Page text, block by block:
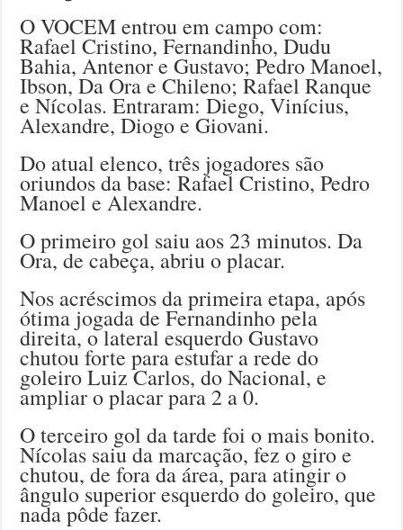
O VOCEM entrou em campo com:
Rafael Cristino, Fernandinho, Dudu
Bahia, Antenor e Gustavo; Pedro Manoel,
Ibson, Da Ora e Chileno; Rafael Ranque
e Nícolas. Entraram: Diego, Vinícius,
Alexandre, Diogo e Giovani.
Do atual elenco, três jogadores são
oriundos da base: Rafael Cristino, Pedro
Manoel e Alexandre.
O primeiro gol saiu aos 23 minutos. Da
Ora, de cabeça, abriu o placar.
Nos acréscimos da primeira etapa, após
ótima jogada de Fernandinho pela
direita, o lateral esquerdo Gustavo
chutou forte para estufar a rede do
goleiro Luiz Carlos, do Nacional, e
ampliar o placar para 2 a 0.
O terceiro gol da tarde foi o mais bonito.
Nícolas saiu da marcação, fez o giro e
chutou, de fora da área, para atingir o
ângulo superior esquerdo do goleiro, que
nada pôde fazer.